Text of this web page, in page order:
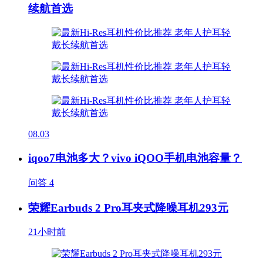
续航首选
08.03
iqoo7电池多大？vivo iQOO手机电池容量？
问答 4
荣耀Earbuds 2 Pro耳夹式降噪耳机293元
21小时前